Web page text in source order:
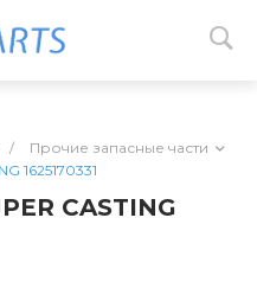
/
Прочие запасные части
1625170331
CASTING